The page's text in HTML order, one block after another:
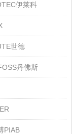
伊莱科
世德
丹佛斯
PIAB